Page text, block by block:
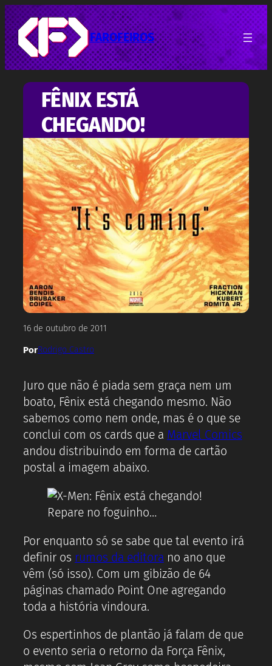
Pular
para
o
conteúdo
FAROFEIROS
FÊNIX ESTÁ
CHEGANDO!
16 de outubro de 2011
PorRodrigo Castro
Juro que não é piada sem graça nem um
boato, Fênix está chegando mesmo. Não
sabemos como nem onde, mas é o que se
conclui com os cards que a Marvel Comics
andou distribuindo em forma de cartão
postal a imagem abaixo.
Repare no foguinho…
Por enquanto só se sabe que tal evento irá
definir os rumos da editora no ano que
vêm (só isso). Com um gibizão de 64
páginas chamado Point One agregando
toda a história vindoura.
Os espertinhos de plantão já falam de que
o evento seria o retorno da Força Fênix,